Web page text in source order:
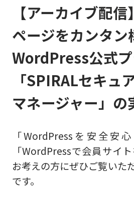
【アーカイブ配
ページをカンタン
WordPress公式
「SPIRALセキュ
マネージャー」の
「WordPressを安全安
「WordPressで会員サイ
お考えの方にぜひご覧いた
です。